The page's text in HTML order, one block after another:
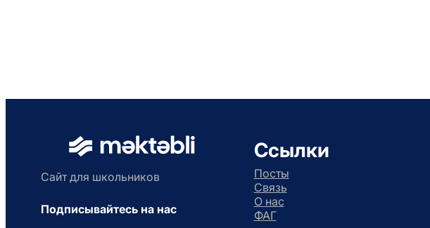
Сайт для школьников
Подписывайтесь на нас
Ссылки
Посты
Связь
О нас
ФАГ